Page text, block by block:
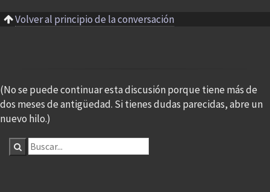
Volver al principio de la conversación
(No se puede continuar esta discusión porque tiene más de
dos meses de antigüedad. Si tienes dudas parecidas, abre un
nuevo hilo.)